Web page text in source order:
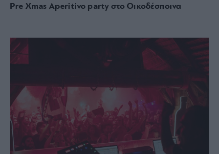
Pre Xmas Aperitivo party στο Οικοδέσποινα